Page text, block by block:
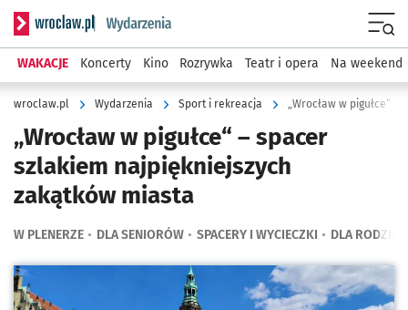
Serwis informacyjny wroclaw.pl podserwis: Wydarzenia
WAKACJE Koncerty Kino Rozrywka Teatr i opera Na weekend
wroclaw.pl Wydarzenia Sport i rekreacja „Wrocław w pigułce“
„Wrocław w pigułce“ – spacer
szlakiem najpiękniejszych
zakątków miasta
W PLENERZE DLA SENIORÓW SPACERY I WYCIECZKI DLA
Kliknij, aby powiększyć